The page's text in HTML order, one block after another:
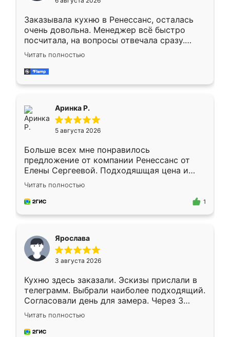
мебели буду заказывать только здесь.
Заказывала кухню в Ренессанс, осталась
очень довольна. Менеджер всё быстро
посчитала, на вопросы отвечала сразу.
Замерщик приехал в субботу, подошёл к
делу со всей ответственностью. Собрали
за день, ребята работали аккуратно, даже
Читать полностью
Аринка Р.
5 августа 2026
Больше всех мне понравилось
предложение от компании Ренессанс от
Елены Сергеевой. Подходяшщая цена и
короткие сроки изготовления. Приехавший
для замера сотрудник Владислав
предложил по моему эскизу самый
Читать полностью
1
Ярослава
3 августа 2026
Кухню здесь заказали. Эскизы прислали в
телеграмм. Выбрали наиболее подходящий.
Согласовали день для замера. Через 3
недели кухня была уже готова. Остались
довольны работой. Спасибо Ренессанс
мебель за качественную работу!
Читать полностью